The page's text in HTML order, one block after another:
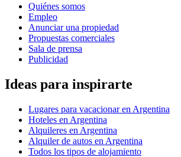
Quiénes somos
Empleo
Anunciar una propiedad
Propuestas comerciales
Sala de prensa
Publicidad
Ideas para inspirarte
Lugares para vacacionar en Argentina
Hoteles en Argentina
Alquileres en Argentina
Alquiler de autos en Argentina
Todos los tipos de alojamiento